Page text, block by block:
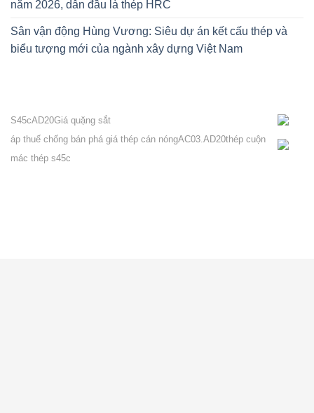
năm 2026, dẫn đầu là thép HRC
Sân vận động Hùng Vương: Siêu dự án kết cấu thép và
biểu tượng mới của ngành xây dựng Việt Nam
S45cAD20Giá quặng sắt
áp thuế chống bán phá giá thép cán nóngAC03.AD20thép cuộn
mác thép s45c